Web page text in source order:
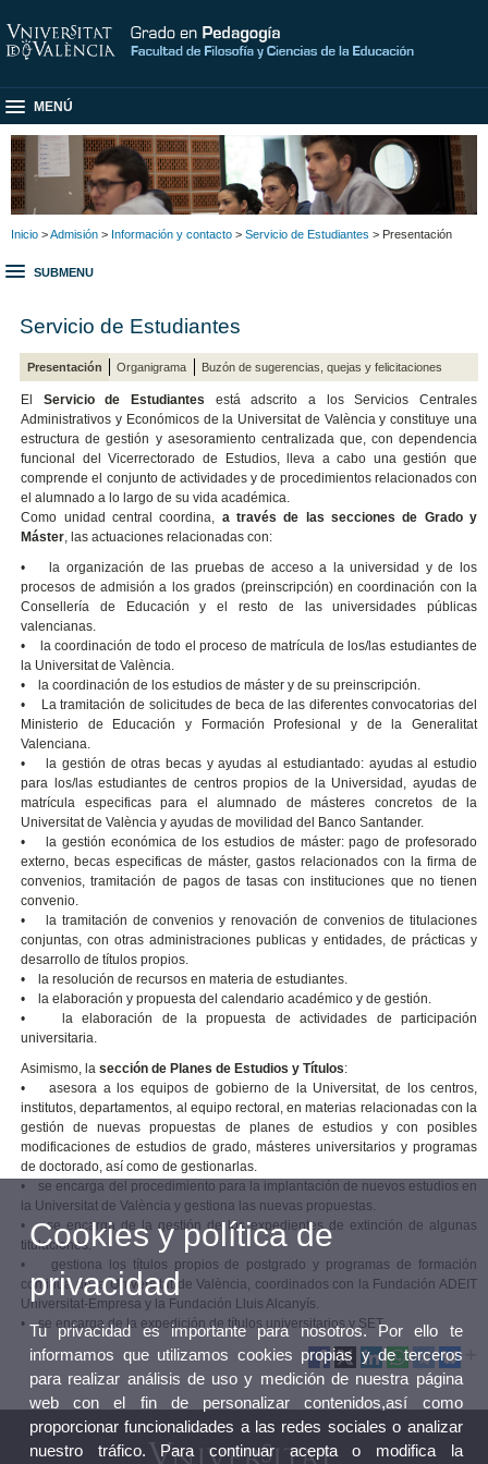
MENÚ
Inicio >Admisión > Información y contacto > Servicio de Estudiantes > Presentación
SUBMENU
Servicio de Estudiantes
Presentación Organigrama Buzón de sugerencias, quejas y felicitaciones
El Servicio de Estudiantes está adscrito a los Servicios Centrales
Administrativos y Económicos de la Universitat de València y constituye una
estructura de gestión y asesoramiento centralizada que, con dependencia
funcional del Vicerrectorado de Estudios, lleva a cabo una gestión que
comprende el conjunto de actividades y de procedimientos relacionados con
el alumnado a lo largo de su vida académica.
Como unidad central coordina, a través de las secciones de Grado y
Máster, las actuaciones relacionadas con:
• la organización de las pruebas de acceso a la universidad y de los
procesos de admisión a los grados (preinscripción) en coordinación con la
Consellería de Educación y el resto de las universidades públicas
valencianas.
• la coordinación de todo el proceso de matrícula de los/las estudiantes de
la Universitat de València.
• la coordinación de los estudios de máster y de su preinscripción.
• La tramitación de solicitudes de beca de las diferentes convocatorias del
Ministerio de Educación y Formación Profesional y de la Generalitat
Valenciana.
• la gestión de otras becas y ayudas al estudiantado: ayudas al estudio
para los/las estudiantes de centros propios de la Universidad, ayudas de
matrícula especificas para el alumnado de másteres concretos de la
Universitat de València y ayudas de movilidad del Banco Santander.
• la gestión económica de los estudios de máster: pago de profesorado
externo, becas especificas de máster, gastos relacionados con la firma de
convenios, tramitación de pagos de tasas con instituciones que no tienen
convenio.
• la tramitación de convenios y renovación de convenios de titulaciones
conjuntas, con otras administraciones publicas y entidades, de prácticas y
desarrollo de títulos propios.
• la resolución de recursos en materia de estudiantes.
• la elaboración y propuesta del calendario académico y de gestión.
• la elaboración de la propuesta de actividades de participación
universitaria.
Asimismo, lasección de Planes de Estudios y Títulos:
• asesora a los equipos de gobierno de la Universitat, de los centros,
institutos, departamentos, al equipo rectoral, en materias relacionadas con la
gestión de nuevas propuestas de planes de estudios y con posibles
modificaciones de estudios de grado, másteres universitarios y programas
de doctorado, así como de gestionarlas.
• se encarga del procedimiento para la implantación de nuevos estudios en
la Universitat de València y gestiona las nuevas propuestas.
• se encarga de la gestión de los expedientes de extinción de algunas
titulaciones.
• gestiona los títulos propios de postgrado y programas de formación
continúa de la Universitat de València, coordinados con la Fundación ADEIT
Universitat-Empresa y la Fundación Lluis Alcanyís.
• se encarga de la expedición de títulos universitarios y SET.
Cookies y política de
privacidad
Tu privacidad es importante para nosotros. Por ello te
informamos que utilizamos cookies propias y de terceros
para realizar análisis de uso y medición de nuestra página
web con el fin de personalizar contenidos,así como
proporcionar funcionalidades a las redes sociales o analizar
nuestro tráfico. Para continuar acepta o modifica la